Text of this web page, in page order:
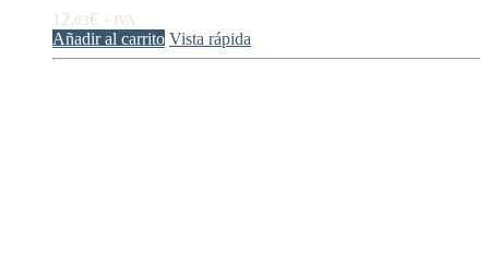
12,03€ + IVA
Añadir al carrito Vista rápida